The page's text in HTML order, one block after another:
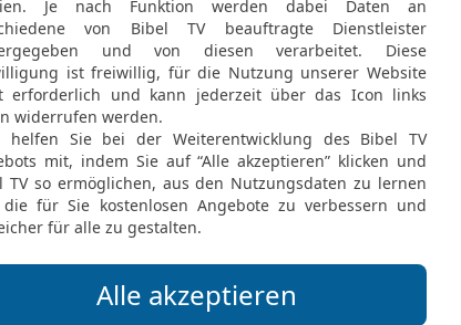
FEEDBACK SENDEN
Mehr entdecken
Bibel TV